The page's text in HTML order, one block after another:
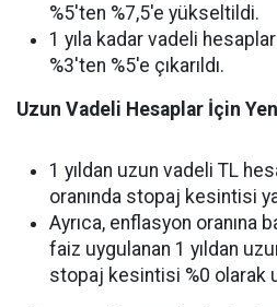
%5'ten %7,5'e yükseltildi.
1 yıla kadar vadeli
%3'ten %5'e çıkarıldı.
Uzun Vadeli Hesaplar İçin
1 yıldan uzun vadeli TL
oranında stopaj kesintisi
Ayrıca, enflasyon oranına
faiz uygulanan 1 yıldan
stopaj kesintisi %0 olarak